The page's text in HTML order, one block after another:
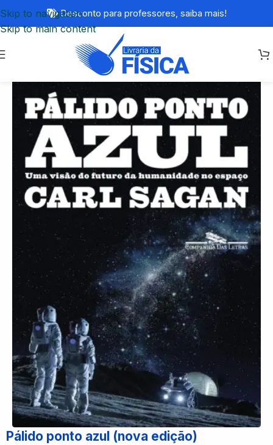
Skip to navigation
Skip to main content
Desconto para professores, saiba mais!
Pálido ponto azul (nova edição)